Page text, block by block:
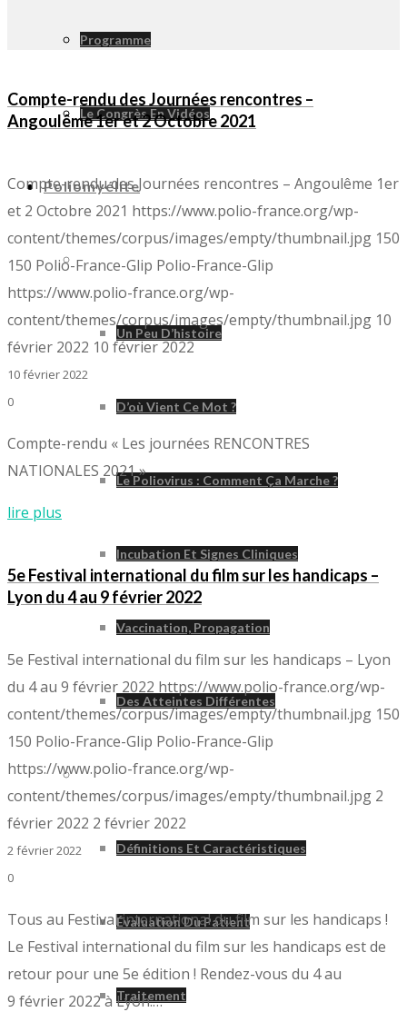
Programme
Le Congrès En Vidéos
Poliomyélite
Poliomyélite
Un Peu D’histoire
D’où Vient Ce Mot ?
Le Poliovirus : Comment Ça Marche ?
Incubation Et Signes Cliniques
Vaccination, Propagation
Des Atteintes Différentes
Syndrome Post-Polio
Définitions Et Caractéristiques
Évaluation Du Patient
Traitement
Compte-rendu des Journées rencontres –
Angoulême 1er et 2 Octobre 2021
Compte-rendu des Journées rencontres – Angoulême 1er
et 2 Octobre 2021 https://www.polio-france.org/wp-
content/themes/corpus/images/empty/thumbnail.jpg 150
150 Polio-France-Glip Polio-France-Glip
https://www.polio-france.org/wp-
content/themes/corpus/images/empty/thumbnail.jpg 10
février 2022 10 février 2022
10 février 2022
0
Compte-rendu « Les journées RENCONTRES
NATIONALES 2021 »
lire plus
5e Festival international du film sur les handicaps –
Lyon du 4 au 9 février 2022
5e Festival international du film sur les handicaps – Lyon
du 4 au 9 février 2022 https://www.polio-france.org/wp-
content/themes/corpus/images/empty/thumbnail.jpg 150
150 Polio-France-Glip Polio-France-Glip
https://www.polio-france.org/wp-
content/themes/corpus/images/empty/thumbnail.jpg 2
février 2022 2 février 2022
2 février 2022
0
Tous au Festival international du film sur les handicaps !
Le Festival international du film sur les handicaps est de
retour pour une 5e édition ! Rendez-vous du 4 au
9 février 2022 à Lyon.…